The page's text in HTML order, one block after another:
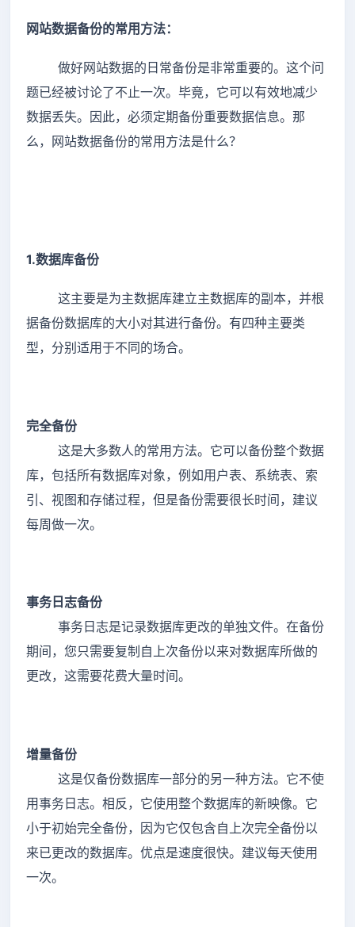
网站数据备份的常用方法：
做好网站数据的日常备份是非常重要的。这个问
题已经被讨论了不止一次。毕竟，它可以有效地减少
数据丢失。因此，必须定期备份重要数据信息。那
么，网站数据备份的常用方法是什么？
1.数据库备份
这主要是为主数据库建立主数据库的副本，并根
据备份数据库的大小对其进行备份。有四种主要类
型，分别适用于不同的场合。
完全备份
这是大多数人的常用方法。它可以备份整个数据
库，包括所有数据库对象，例如用户表、系统表、索
引、视图和存储过程，但是备份需要很长时间，建议
每周做一次。
事务日志备份
事务日志是记录数据库更改的单独文件。在备份
期间，您只需要复制自上次备份以来对数据库所做的
更改，这需要花费大量时间。
增量备份
这是仅备份数据库一部分的另一种方法。它不使
用事务日志。相反，它使用整个数据库的新映像。它
小于初始完全备份，因为它仅包含自上次完全备份以
来已更改的数据库。优点是速度很快。建议每天使用
一次。